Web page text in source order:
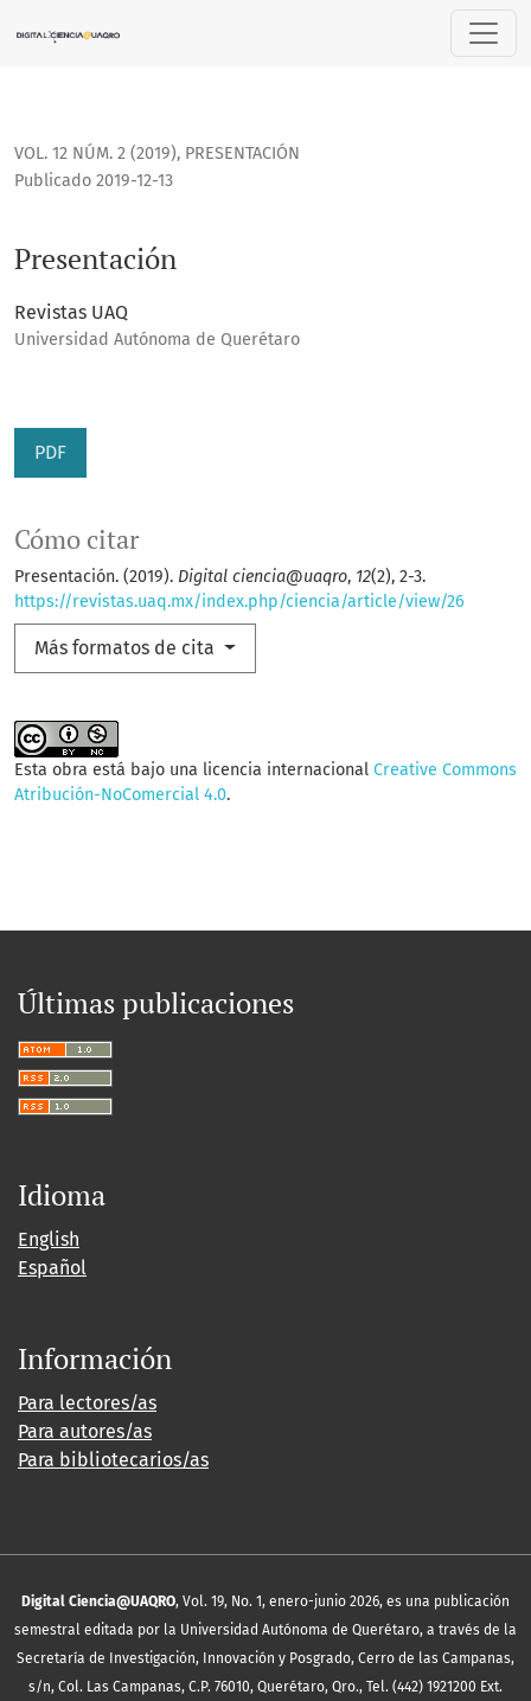
VOL. 12 NÚM. 2 (2019), PRESENTACIÓN
Presentación
Publicado 2019-12-13
Revistas UAQ
Universidad Autónoma de Querétaro
PDF
Cómo citar
Presentación. (2019). Digital ciencia@uaqro, 12(2), 2-3.
https://revistas.uaq.mx/index.php/ciencia/article/view/26
Más formatos de cita
Esta obra está bajo una licencia internacional Creative Commons
Atribución-NoComercial 4.0.
Últimas publicaciones
Idioma
English
Español
Información
Para lectores/as
Para autores/as
Para bibliotecarios/as
Digital Ciencia@UAQRO, Vol. 19, No. 1, enero-junio 2026, es una publicación
semestral editada por la Universidad Autónoma de Querétaro, a través de la
Secretaría de Investigación, Innovación y Posgrado, Cerro de las Campanas,
s/n, Col. Las Campanas, C.P. 76010, Querétaro, Qro., Tel. (442) 1921200 Ext.